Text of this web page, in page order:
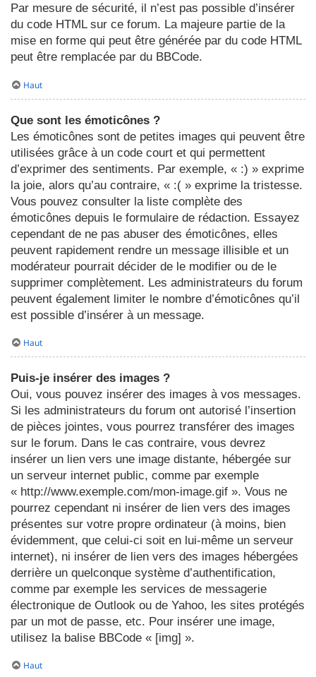
Par mesure de sécurité, il n’est pas possible d’insérer
du code HTML sur ce forum. La majeure partie de la
mise en forme qui peut être générée par du code HTML
peut être remplacée par du BBCode.
Haut
Que sont les émoticônes ?
Les émoticônes sont de petites images qui peuvent être
utilisées grâce à un code court et qui permettent
d’exprimer des sentiments. Par exemple, « :) » exprime
la joie, alors qu’au contraire, « :( » exprime la tristesse.
Vous pouvez consulter la liste complète des
émoticônes depuis le formulaire de rédaction. Essayez
cependant de ne pas abuser des émoticônes, elles
peuvent rapidement rendre un message illisible et un
modérateur pourrait décider de le modifier ou de le
supprimer complètement. Les administrateurs du forum
peuvent également limiter le nombre d’émoticônes qu’il
est possible d’insérer à un message.
Haut
Puis-je insérer des images ?
Oui, vous pouvez insérer des images à vos messages.
Si les administrateurs du forum ont autorisé l’insertion
de pièces jointes, vous pourrez transférer des images
sur le forum. Dans le cas contraire, vous devrez
insérer un lien vers une image distante, hébergée sur
un serveur internet public, comme par exemple
« http://www.exemple.com/mon-image.gif ». Vous ne
pourrez cependant ni insérer de lien vers des images
présentes sur votre propre ordinateur (à moins, bien
évidemment, que celui-ci soit en lui-même un serveur
internet), ni insérer de lien vers des images hébergées
derrière un quelconque système d’authentification,
comme par exemple les services de messagerie
électronique de Outlook ou de Yahoo, les sites protégés
par un mot de passe, etc. Pour insérer une image,
utilisez la balise BBCode « [img] ».
Haut